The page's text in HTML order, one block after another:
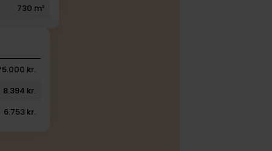
730 m²
kr.
8.394 kr.
6.753 kr.